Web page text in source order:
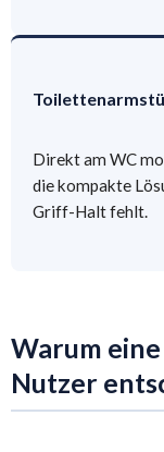
Direkt am WC
die kompakte
Griff-Halt fehlt.
Warum
Nutzer